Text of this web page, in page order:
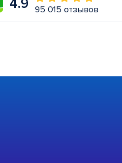
95 015 отзывов